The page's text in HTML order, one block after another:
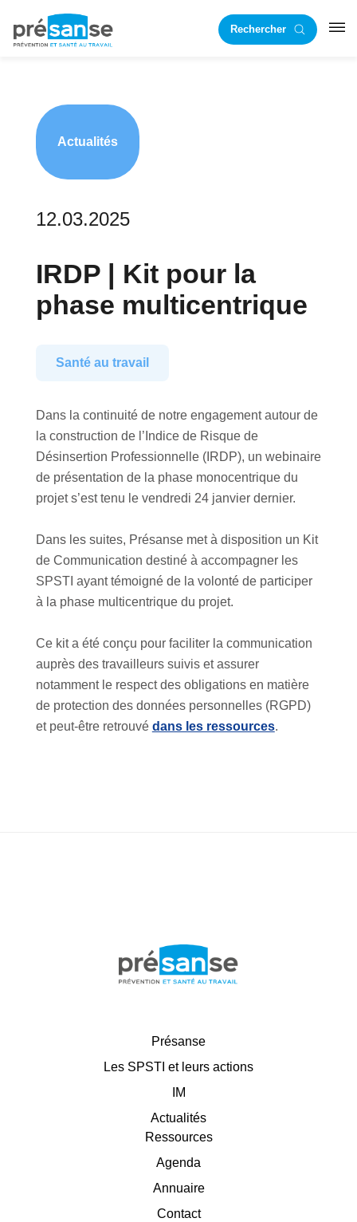
principale
RechercherRST
Actualités
12.03.2025
IRDP | Kit pour la
phase multicentrique
Santé au travail
Dans la continuité de notre engagement autour de
la construction de l’Indice de Risque de
Désinsertion Professionnelle (IRDP), un webinaire
de présentation de la phase monocentrique du
projet s’est tenu le vendredi 24 janvier dernier.
Dans les suites, Présanse met à disposition un Kit
de Communication destiné à accompagner les
SPSTI ayant témoigné de la volonté de participer
à la phase multicentrique du projet.
Ce kit a été conçu pour faciliter la communication
auprès des travailleurs suivis et assurer
notamment le respect des obligations en matière
de protection des données personnelles (RGPD)
et peut-être retrouvé dans les ressources.
Présanse
Les SPSTI et leurs actions
IM
Actualités
Ressources
Agenda
Annuaire
Contact